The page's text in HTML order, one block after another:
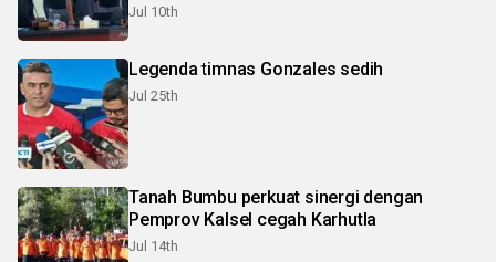
Jul 10th
Legenda timnas Gonzales sedih
Jul 25th
Tanah Bumbu perkuat sinergi dengan
Pemprov Kalsel cegah Karhutla
Jul 14th